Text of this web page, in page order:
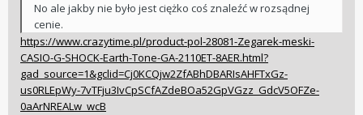
No ale jakby nie było jest ciężko coś znaleźć w rozsądnej
cenie.
https://www.crazytime.pl/product-pol-28081-Zegarek-meski-
CASIO-G-SHOCK-Earth-Tone-GA-2110ET-8AER.html?
gad_source=1&gclid=Cj0KCQjw2ZfABhDBARIsAHFTxGz-
us0RLEpWy-7vTFju3IvCpSCfAZdeBOa52GpVGzz_GdcV5OFZe-
0aArNREALw_wcB